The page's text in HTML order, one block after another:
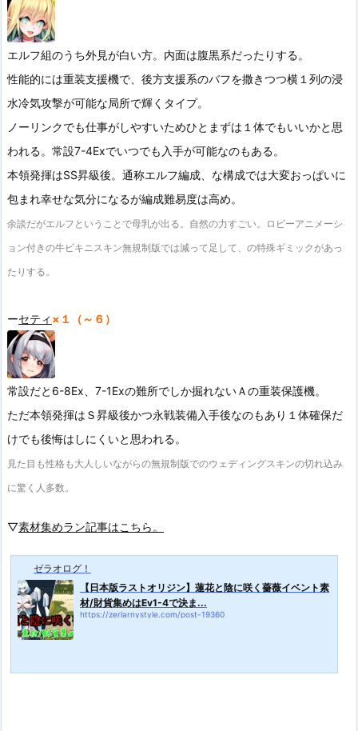
エルフ組のうち外見が白い方。内面は腹黒系だったりする。
性能的には重装支援機で、後方支援系のバフを撒きつつ横１列の浸
水冷気攻撃が可能な局所で輝くタイプ。
ノーリンクでも仕事がしやすいためひとまずは１体でもいいかと思
われる。常設7-4Exでいつでも入手が可能なのもある。
本領発揮はSS昇級後。通称エルフ編成、な構成では大変おっぱいに
包まれ幸せな気分になるが編成難易度は高め。
余談だがエルフということで母乳が出る。自然の力すごい。ロビーアニメーシ
ョン付きの牛ビキニスキン無規制版では減って足して、の特殊ギミックがあっ
たりする。
ーセティ ×１（～６）
常設だと6-8Ex、7-1Exの難所でしか掘れないＡの重装保護機。
ただ本領発揮はＳ昇級後かつ永戦装備入手後なのもあり１体確保だ
けでも後悔はしにくいと思われる。
見た目も性格も大人しいながらの無規制版でのウェディングスキンの切れ込み
に驚く人多数。
▽素材集めラン記事はこちら。
ゼラオログ！
【日本版ラストオリジン】蓮花と陰に咲く薔薇イベント素
材/財貨集めはEv1-4で決ま...
https://zerlarnystyle.com/post-19360